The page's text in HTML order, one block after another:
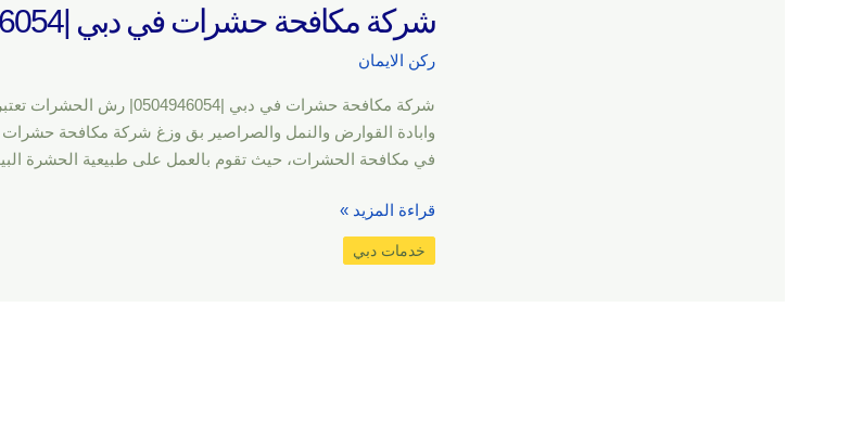
شركة مكافحة حشرات في دبي |0504946054| رش الحشرات
ركن الايمان
شركة مكافحة حشرات في
وابادة القوارض والنمل والصراصير بق وزغ شركة مكافحة
في مكافحة الحشرات، حيث تقوم بالعمل على طبيعية الحشرة
قراءة المزيد »
خدمات دبي